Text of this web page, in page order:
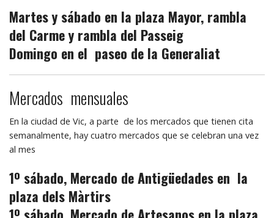
Martes y sábado en la plaza Mayor, rambla
del Carme y rambla del Passeig
Domingo en el paseo de la Generaliat
Mercados mensuales
En la ciudad de Vic, a parte de los mercados que tienen cita
semanalmente, hay cuatro mercados que se celebran una vez
al mes
1º sábado, Mercado de Antigüedades en la
plaza dels Màrtirs
1º sábado, Mercado de Artesanos en la plaza